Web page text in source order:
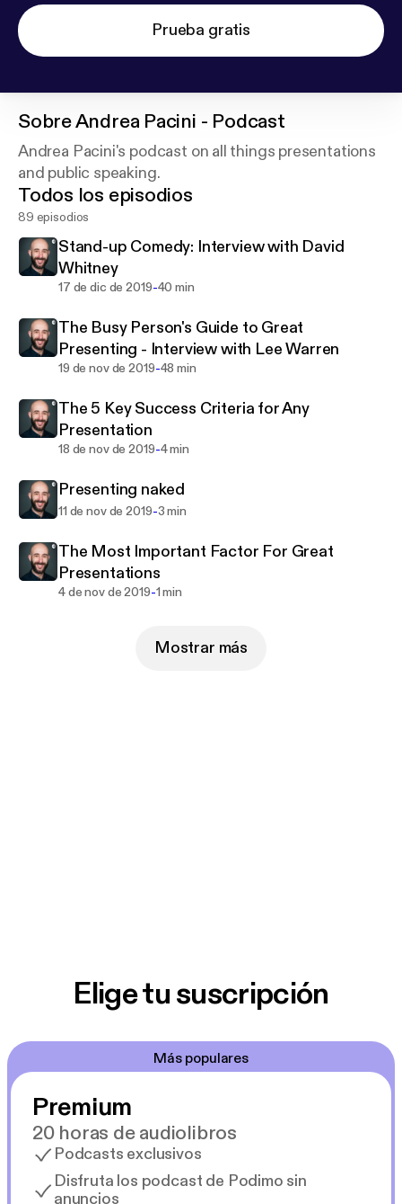
Prueba gratis
SobreAndrea Pacini - Podcast
Andrea Pacini's podcast on all things presentations
and public speaking.
Todos los episodios
89 episodios
Stand-up Comedy: Interview with David
Whitney
17 de dic de 2019-40 min
The Busy Person's Guide to Great
Presenting - Interview with Lee Warren
19 de nov de 2019-48 min
The 5 Key Success Criteria for Any
Presentation
18 de nov de 2019-4 min
Presenting naked
11 de nov de 2019-3 min
The Most Important Factor For Great
Presentations
4 de nov de 2019-1 min
Mostrar más
Elige tu suscripción
Más populares
Premium
20 horas de audiolibros
Podcasts exclusivos
Disfruta los podcast de Podimo sin
anuncios